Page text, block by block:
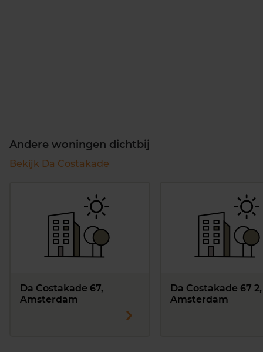
Andere woningen dichtbij
Bekijk Da Costakade
Da Costakade 67,
Amsterdam
Da Costakade 67 2,
Amsterdam